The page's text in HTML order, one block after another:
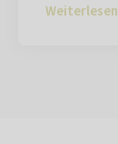
Weiterlesen